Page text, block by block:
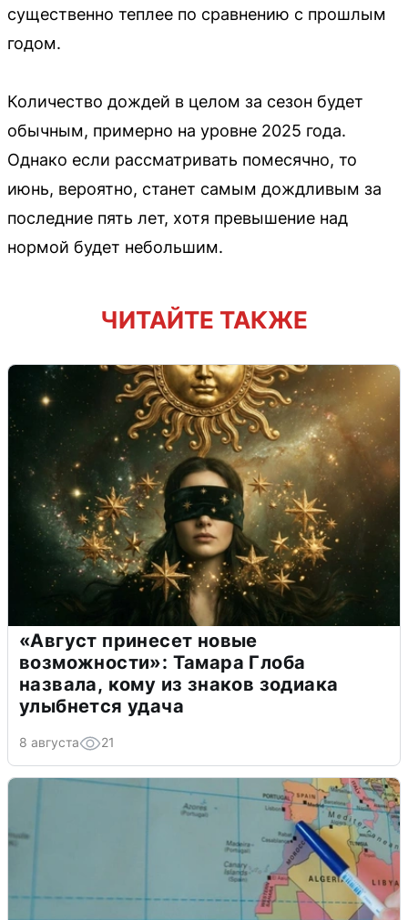
существенно теплее по сравнению с прошлым
годом.
Количество дождей в целом за сезон будет
обычным, примерно на уровне 2025 года.
Однако если рассматривать помесячно, то
июнь, вероятно, станет самым дождливым за
последние пять лет, хотя превышение над
нормой будет небольшим.
ЧИТАЙТЕ ТАКЖЕ
«Август принесет новые
возможности»: Тамара Глоба
назвала, кому из знаков зодиака
улыбнется удача
8 августа 21